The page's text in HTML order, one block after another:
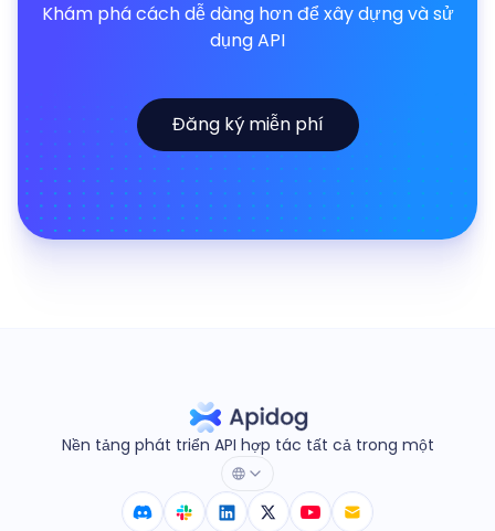
Khám phá cách dễ dàng hơn để xây dựng và sử
dụng API
Đăng ký miễn phí
Nền tảng phát triển API hợp tác tất cả trong một